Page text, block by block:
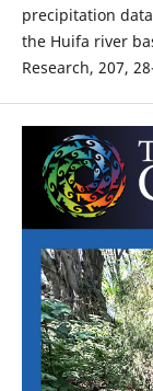
precipitation
the Huifa river
Research, 207,